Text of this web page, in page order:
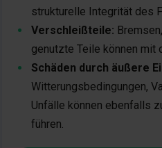
strukturelle Integrität des
Verschleißteile:
genutzte Teile können mit
Schäden durch äußere
Witterungsbedingungen,
Unfälle können ebenfalls
führen.